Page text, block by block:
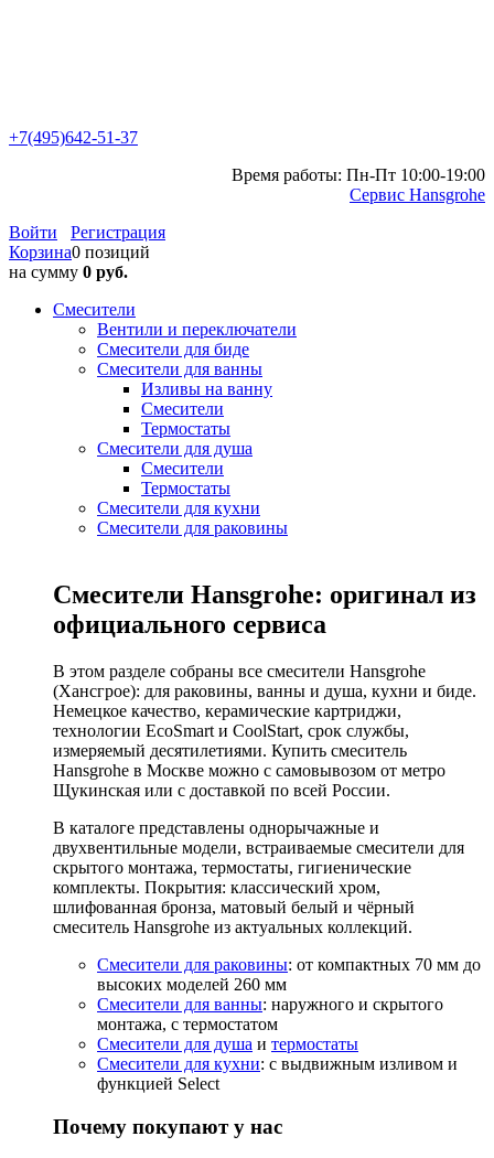
+7(495)642-51-37
Время работы: Пн-Пт 10:00-19:00
Сервис Hansgrohe
Войти
Регистрация
Корзина0 позиций
на сумму 0 руб.
Смесители
Вентили и переключатели
Смесители для биде
Смесители для ванны
Изливы на ванну
Смесители
Термостаты
Смесители для душа
Смесители
Термостаты
Смесители для кухни
Смесители для раковины
Смесители Hansgrohe: оригинал из
официального сервиса
В этом разделе собраны все смесители Hansgrohe
(Хансгрое): для раковины, ванны и душа, кухни и биде.
Немецкое качество, керамические картриджи,
технологии EcoSmart и CoolStart, срок службы,
измеряемый десятилетиями. Купить смеситель
Hansgrohe в Москве можно с самовывозом от метро
Щукинская или с доставкой по всей России.
В каталоге представлены однорычажные и
двухвентильные модели, встраиваемые смесители для
скрытого монтажа, термостаты, гигиенические
комплекты. Покрытия: классический хром,
шлифованная бронза, матовый белый и чёрный
смеситель Hansgrohe из актуальных коллекций.
Смесители для раковины: от компактных 70 мм до
высоких моделей 260 мм
Смесители для ванны: наружного и скрытого
монтажа, с термостатом
Смесители для душа и термостаты
Смесители для кухни: с выдвижным изливом и
функцией Select
Почему покупают у нас